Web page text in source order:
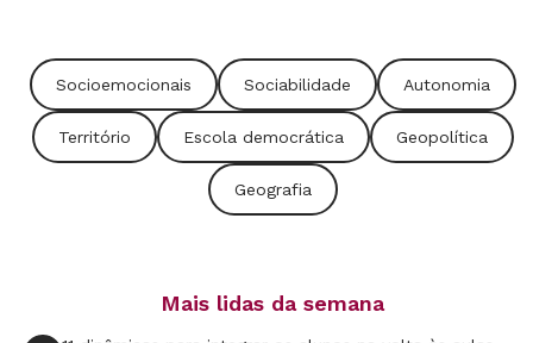
em São Paulo, que tem 300 alunos estrangeiros
matriculados.
A situação se agrava porque o Brasil não conta
com nenhuma política pública para o ensino de
ocorre na Finlândia, na Noruega e no Canadá. A
Socioemocionais Sociabilidade Autonomia
Território Escola democrática Geopolítica
Geografia
Mais lidas da semana